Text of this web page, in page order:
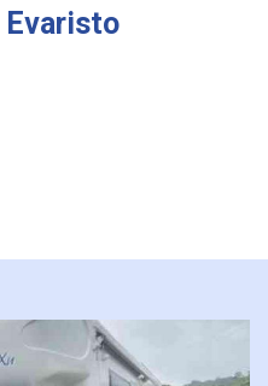
Evaristo